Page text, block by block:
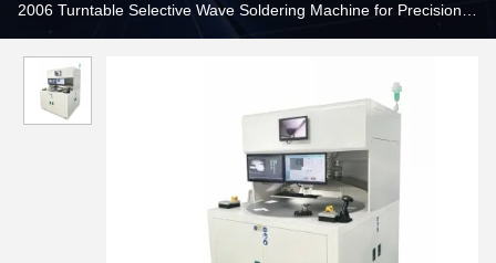
2006 Turntable Selective Wave Soldering Machine for Precision